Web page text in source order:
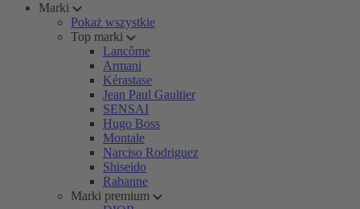
Marki
Pokaż wszystkie
Top marki
Lancôme
Armani
Kérastase
Jean Paul Gaultier
SENSAI
Hugo Boss
Montale
Narciso Rodriguez
Shiseido
Rabanne
Marki premium